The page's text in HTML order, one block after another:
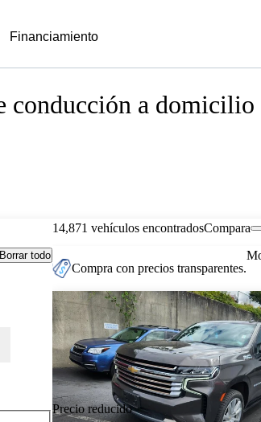
Financiamiento
conducción a domicilio
Borrar todo
14,871 vehículos encontradosCompara
Compra con precios transparentes.
Precio reducido